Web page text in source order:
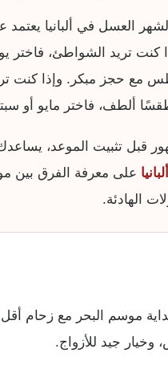
العسل في ألبانيا يعتمد
كنت تريد الشواطئ، فاختر
مع حجز مبكر. وإذا كنت
ألطف، فاختر مايو أو
قبل تثبيت الموعد،
على معرفة الفرق بين
الهادئة.
موسم البحر مع زحام أقل
جيد للأزواج.